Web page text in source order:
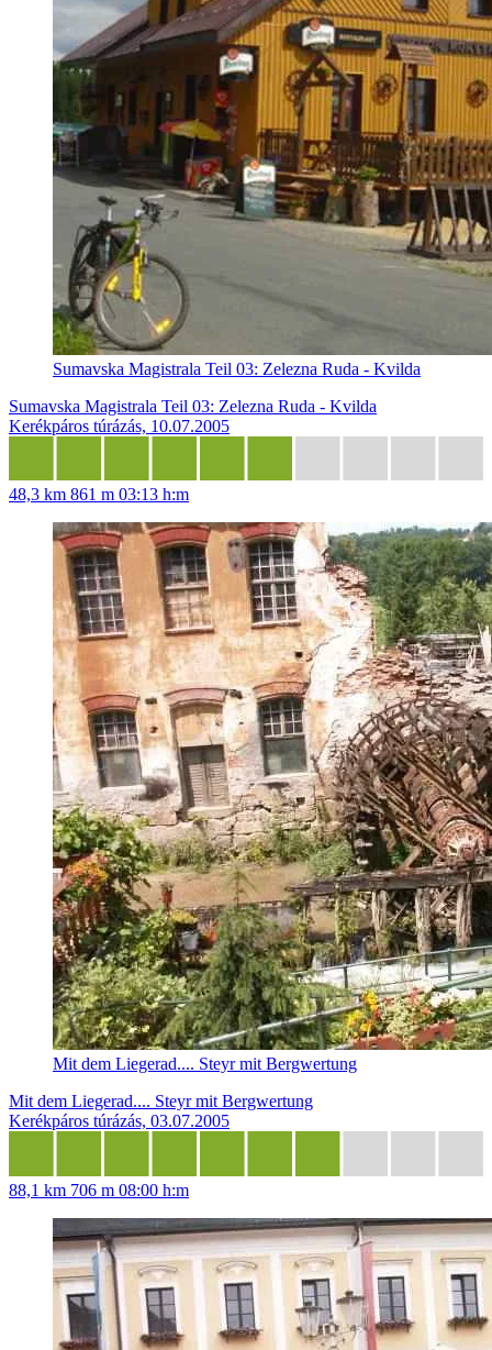
Sumavska Magistrala Teil 03: Zelezna Ruda - Kvilda
Sumavska Magistrala Teil 03: Zelezna Ruda - Kvilda
Kerékpáros túrázás, 10.07.2005
48,3 km 861 m 03:13 h:m
Mit dem Liegerad.... Steyr mit Bergwertung
Mit dem Liegerad.... Steyr mit Bergwertung
Kerékpáros túrázás, 03.07.2005
88,1 km 706 m 08:00 h:m